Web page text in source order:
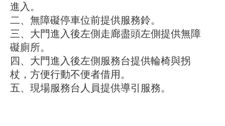
進入。
二、無障礙停車位前提供服務鈴。
三、大門進入後左側走廊盡頭左側提供無障
礙廁所。
四、大門進入後左側服務台提供輪椅與拐
杖，方便行動不便者借用。
五、現場服務台人員提供導引服務。